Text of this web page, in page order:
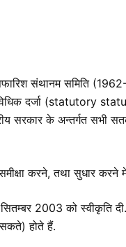
संथानम समिति (1962-
दर्जा (statutory
सरकार के अन्तर्गत सभी
करने, तथा सुधार करने
सितम्बर 2003 को स्वीकृति
होते हैं.